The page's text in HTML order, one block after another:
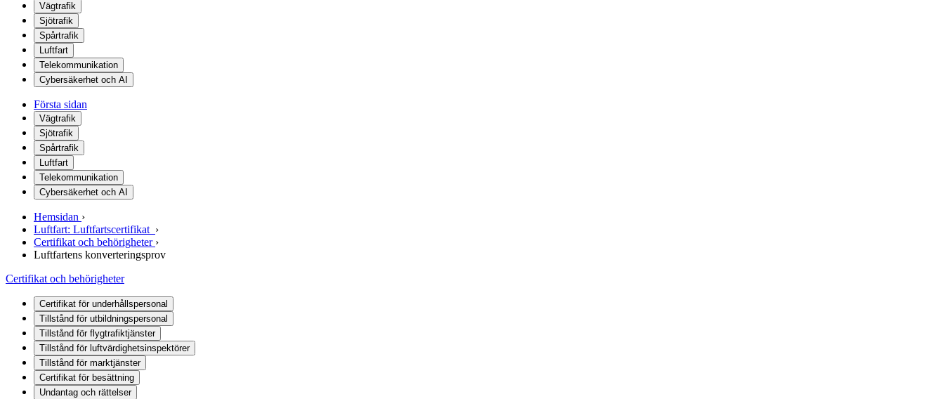
Vägtrafik
Sjötrafik
Spårtrafik
Luftfart
Telekommunikation
Cybersäkerhet och AI
Första sidan
Vägtrafik
Sjötrafik
Spårtrafik
Luftfart
Telekommunikation
Cybersäkerhet och AI
Hemsidan ›
Luftfart: Luftfartscertifikat ›
Certifikat och behörigheter ›
Luftfartens konverteringsprov
Certifikat och behörigheter
Certifikat för underhållspersonal
Tillstånd för utbildningspersonal
Tillstånd för flygtrafiktjänster
Tillstånd för luftvärdighetsinspektörer
Tillstånd för marktjänster
Certifikat för besättning
Undantag och rättelser